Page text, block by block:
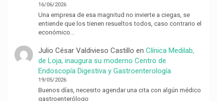
16/06/2026
Una empresa de esa magnitud no invierte a ciegas, se
entiende que los tienen resueltos todos, caso contrario el
económico…
Julio César Valdivieso Castillo en Clínica Medilab,
de Loja, inaugura su moderno Centro de
Endoscopía Digestiva y Gastroenterología
19/05/2026
Buenos días, necesito agendar una cita con algún médico
gastroenterólogo